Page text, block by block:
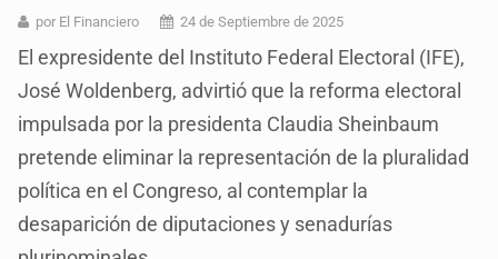
por El Financiero 24 de Septiembre de 2025
El expresidente del Instituto Federal Electoral (IFE),
José Woldenberg, advirtió que la reforma electoral
impulsada por la presidenta Claudia Sheinbaum
pretende eliminar la representación de la pluralidad
política en el Congreso, al contemplar la
desaparición de diputaciones y senadurías